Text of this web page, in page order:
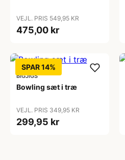
VEJL. PRIS 549,95 KR
475,00 kr
SPAR 14%
BIGJIGS
Bowling sæt i træ
VEJL. PRIS 349,95 KR
299,95 kr